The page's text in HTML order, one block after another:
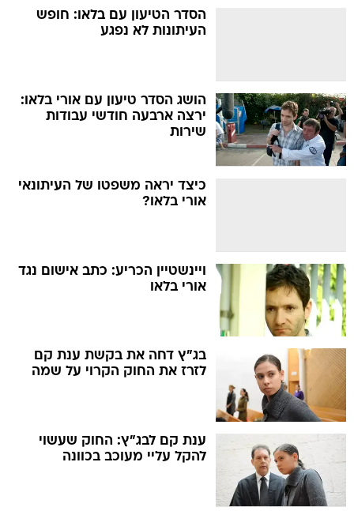
הסדר הטיעון עם בלאו: חופש
העיתונות לא נפגע
הושג הסדר טיעון עם אורי בלאו:
ירצה ארבעה חודשי עבודות
שירות
כיצד יראה משפטו של העיתונאי
אורי בלאו?
ויינשטיין הכריע: כתב אישום נגד
אורי בלאו
בג"ץ דחה את בקשת ענת קם
לזרז את החוק הקרוי על שמה
ענת קם לבג"ץ: החוק שעשוי
להקל עליי מעוכב בכוונה